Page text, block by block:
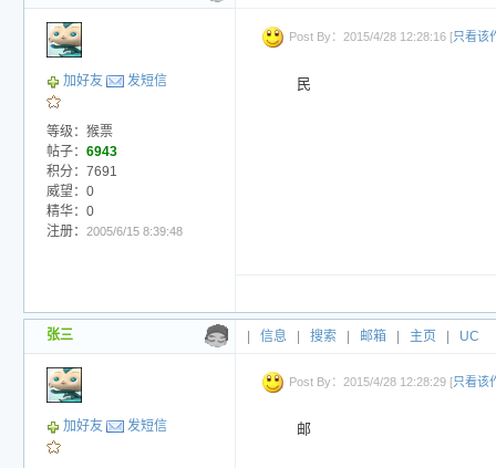
加好友 发短信
等级：猴票
帖子： 6943
积分：7691
威望：0
精华：0
注册：
2005/6/15 8:39:48
Post By：2015/4/28 12:28:16 [只看该
民
张三 信息 搜索 邮箱 主页 UC
加好友 发短信
Post By：2015/4/28 12:28:29 [只看该
邮